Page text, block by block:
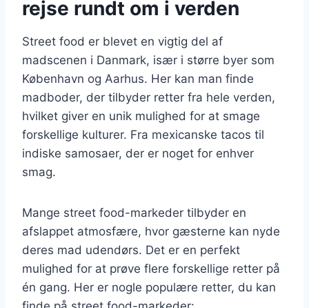
rejse rundt om i verden
Street food er blevet en vigtig del af
madscenen i Danmark, især i større byer som
København og Aarhus. Her kan man finde
madboder, der tilbyder retter fra hele verden,
hvilket giver en unik mulighed for at smage
forskellige kulturer. Fra mexicanske tacos til
indiske samosaer, der er noget for enhver
smag.
Mange street food-markeder tilbyder en
afslappet atmosfære, hvor gæsterne kan nyde
deres mad udendørs. Det er en perfekt
mulighed for at prøve flere forskellige retter på
én gang. Her er nogle populære retter, du kan